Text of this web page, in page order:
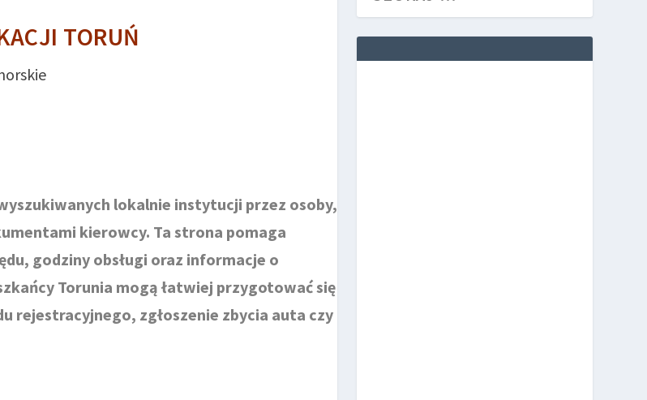
TORUŃ
lokalnie instytucji przez osoby,
kierowcy. Ta strona pomaga
godziny obsługi oraz informacje o
Torunia mogą łatwiej przygotować się
rejestracyjnego, zgłoszenie zbycia auta czy